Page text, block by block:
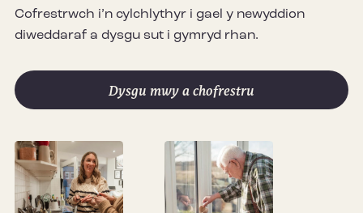
Cofrestrwch i’n cylchlythyr i gael y newyddion
diweddaraf a dysgu sut i gymryd rhan.
Dysgu mwy a chofrestru